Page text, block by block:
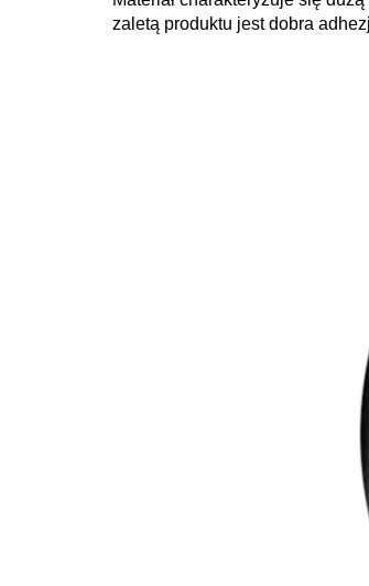
zaletą produktu jest dobra